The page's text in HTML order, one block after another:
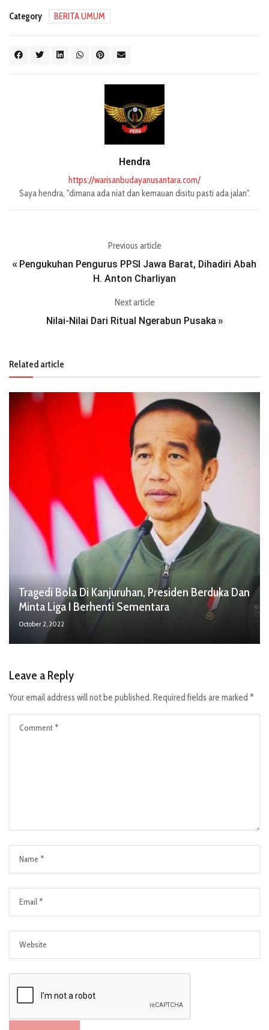
Category BERITA UMUM
Hendra
https://warisanbudayanusantara.com/
Saya hendra, "dimana ada niat dan kemauan disitu pasti ada jalan".
Previous article
« Pengukuhan Pengurus PPSI Jawa Barat, Dihadiri Abah
H. Anton Charliyan
Next article
Nilai-Nilai Dari Ritual Ngerabun Pusaka »
Related article
Tragedi Bola Di Kanjuruhan, Presiden Berduka Dan
Minta Liga I Berhenti Sementara
October 2, 2022
Leave a Reply
Your email address will not be published. Required fields are marked *